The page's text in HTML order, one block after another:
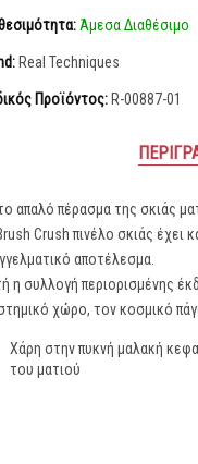
Άμεσα Διαθέσιμο
Real Techniques
Προϊόντος: R-00887-01
το απαλό πέρασμα της σκιάς
Crush πινέλο σκιάς έχει
αποτέλεσμα.
η συλλογή περιορισμένης
χώρο, τον κοσμικό
Χάρη στην πυκνή μαλακή
του ματιού